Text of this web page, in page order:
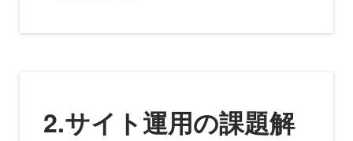
2.サイト運用の課題解